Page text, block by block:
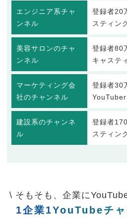
エンジニア系チャ
ンネル
登録者20
スティン
美容サロンのチャ
ンネル
登録者80
キャステ
マーケティング会
社のチャンネル
登録者30
建設系のチャンネ
ル
登録者
スティン
\ そもそも、企業に
1企業1YouTubeチ